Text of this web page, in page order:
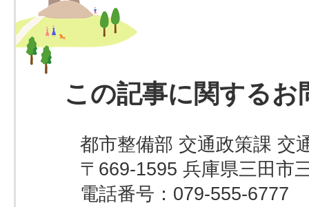
この記事に関するお
都市整備部 交通政策課 交
〒669-1595 兵庫県三田市
電話番号：079-555-6777